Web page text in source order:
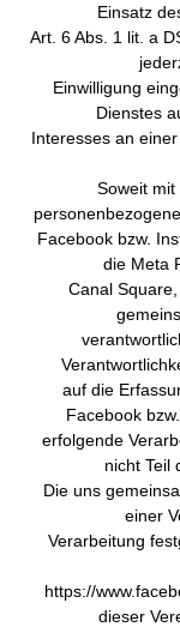
Einsatz
Art. 6 Abs. 1 lit. a
Einwilligung
Dienstes
Interesses an
Soweit mit
Facebook bzw.
die Meta
Canal
auf die
Facebook
erfolgende
nicht Teil
Die uns
einer
Verarbeitung
https://
dieser